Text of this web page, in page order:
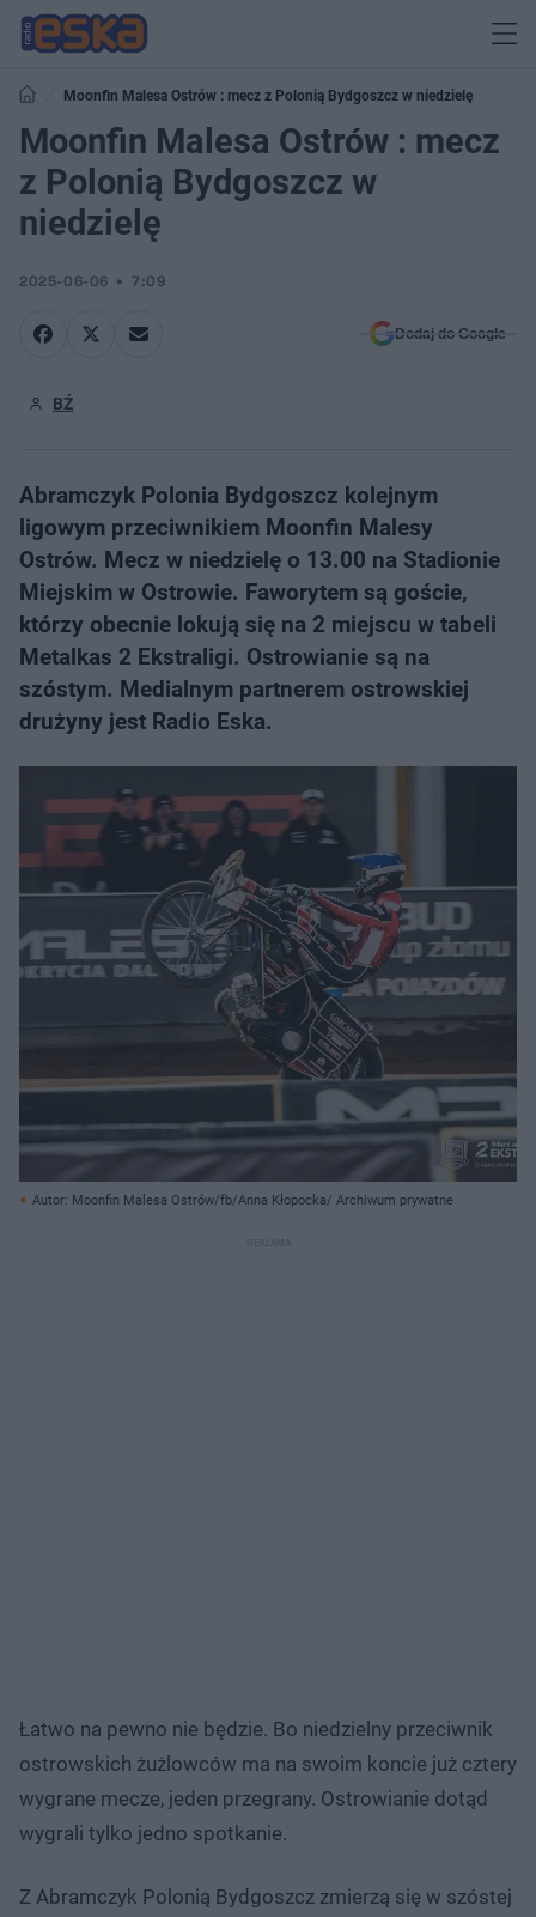
Moonfin Malesa Ostrów : mecz z Polonią Bydgoszcz w niedzielę
Moonfin Malesa Ostrów : mecz
z Polonią Bydgoszcz w
niedzielę
2025-06-06 7:09
Dodaj do Google
BŹ
Abramczyk Polonia Bydgoszcz kolejnym
ligowym przeciwnikiem Moonfin Malesy
Ostrów. Mecz w niedzielę o 13.00 na Stadionie
Miejskim w Ostrowie. Faworytem są goście,
którzy obecnie lokują się na 2 miejscu w tabeli
Metalkas 2 Ekstraligi. Ostrowianie są na
szóstym. Medialnym partnerem ostrowskiej
drużyny jest Radio Eska.
Autor: Moonfin Malesa Ostrów/fb/Anna Kłopocka/ Archiwum prywatne
Łatwo na pewno nie będzie. Bo niedzielny przeciwnik
ostrowskich żużlowców ma na swoim koncie już cztery
wygrane mecze, jeden przegrany. Ostrowianie dotąd
wygrali tylko jedno spotkanie.
Z Abramczyk Polonią Bydgoszcz zmierzą się w szóstej